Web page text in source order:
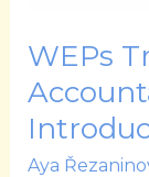
WEPs
Aya